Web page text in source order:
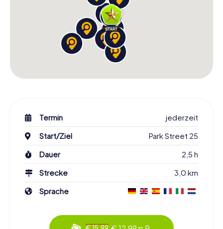
Termin
jederzeit
Start/Ziel
Park Street 25
Dauer
2,5 h
Strecke
3,0 km
Sprache